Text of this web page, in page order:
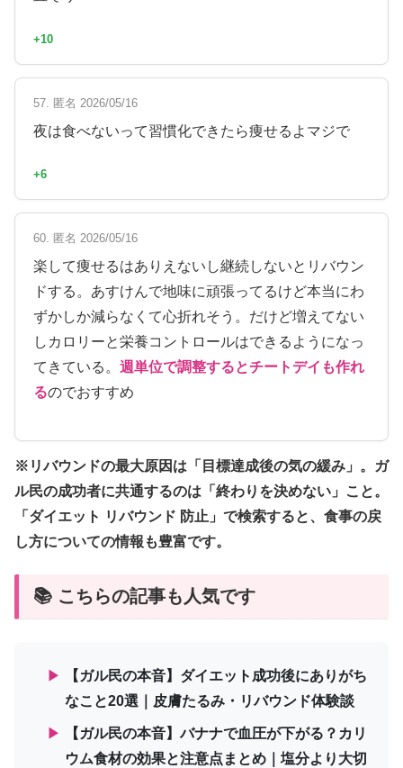
+10
57. 匿名 2026/05/16
夜は食べないって習慣化できたら痩せるよマジで
+6
60. 匿名 2026/05/16
楽して痩せるはありえないし継続しないとリバウン
ドする。あすけんで地味に頑張ってるけど本当にわ
ずかしか減らなくて心折れそう。だけど増えてない
しカロリーと栄養コントロールはできるようになっ
てきている。 週単位で調整するとチートデイも作れ
るのでおすすめ
※リバウンドの最大原因は「目標達成後の気の緩み」。ガ
ル民の成功者に共通するのは「終わりを決めない」こと。
「ダイエット リバウンド 防止」で検索すると、食事の戻
し方についての情報も豊富です。
📚 こちらの記事も人気です
▶
【ガル民の本音】ダイエット成功後にありがち
なこと20選｜皮膚たるみ・リバウンド体験談
▶
【ガル民の本音】バナナで血圧が下がる？カリ
ウム食材の効果と注意点まとめ｜塩分より大切